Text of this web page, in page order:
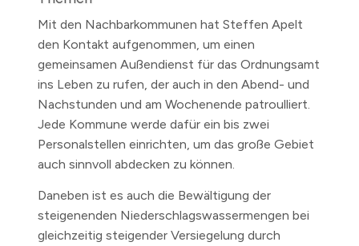
Mit den Nachbarkommunen hat Steffen Apelt
den Kontakt aufgenommen, um einen
gemeinsamen Außendienst für das Ordnungsamt
ins Leben zu rufen, der auch in den Abend- und
Nachstunden und am Wochenende patroulliert.
Jede Kommune werde dafür ein bis zwei
Personalstellen einrichten, um das große Gebiet
auch sinnvoll abdecken zu können.
Daneben ist es auch die Bewältigung der
steigenenden Niederschlagswassermengen bei
gleichzeitig steigender Versiegelung durch